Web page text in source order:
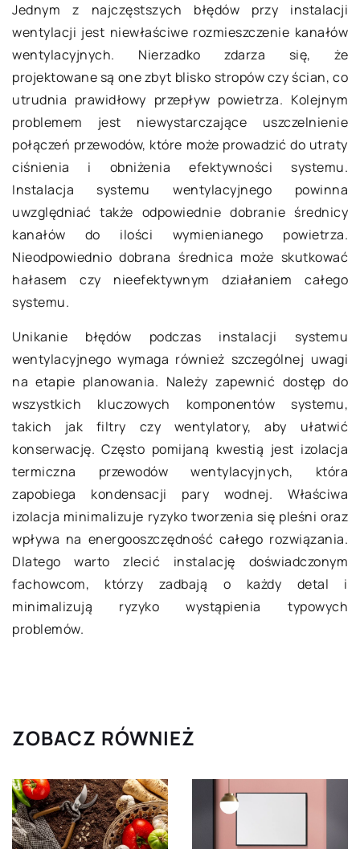
Jednym z najczęstszych błędów przy instalacji
wentylacji jest niewłaściwe rozmieszczenie kanałów
wentylacyjnych. Nierzadko zdarza się, że
projektowane są one zbyt blisko stropów czy ścian, co
utrudnia prawidłowy przepływ powietrza. Kolejnym
problemem jest niewystarczające uszczelnienie
połączeń przewodów, które może prowadzić do utraty
ciśnienia i obniżenia efektywności systemu.
Instalacja systemu wentylacyjnego powinna
uwzględniać także odpowiednie dobranie średnicy
kanałów do ilości wymienianego powietrza.
Nieodpowiednio dobrana średnica może skutkować
hałasem czy nieefektywnym działaniem całego
systemu.
Unikanie błędów podczas instalacji systemu
wentylacyjnego wymaga również szczególnej uwagi
na etapie planowania. Należy zapewnić dostęp do
wszystkich kluczowych komponentów systemu,
takich jak filtry czy wentylatory, aby ułatwić
konserwację. Często pomijaną kwestią jest izolacja
termiczna przewodów wentylacyjnych, która
zapobiega kondensacji pary wodnej. Właściwa
izolacja minimalizuje ryzyko tworzenia się pleśni oraz
wpływa na energooszczędność całego rozwiązania.
Dlatego warto zlecić instalację doświadczonym
fachowcom, którzy zadbają o każdy detal i
minimalizują ryzyko wystąpienia typowych
problemów.
ZOBACZ RÓWNIEŻ